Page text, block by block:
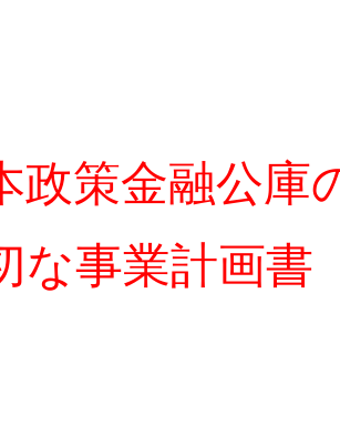
政策金融公
な事業計画